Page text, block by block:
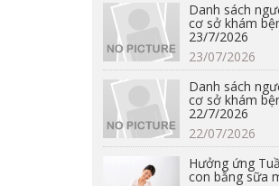
Danh sách
cơ sở khám
23/7/2026
23/07/2026
Danh sách
cơ sở khám
22/7/2026
22/07/2026
Hưởng ứng
con bằng sữa